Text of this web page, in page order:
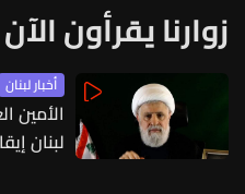
زوارنا يقرأون الآن
أخبار لبنان
الأمين
لبنان